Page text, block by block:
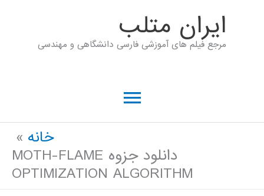
ايران متلب
مرجع فیلم های آموزشی فارسی دانشگاهی و مهندسی
فهرست
خانه
دانلود جزوه MOTH-FLAME
OPTIMIZATION ALGORITHM